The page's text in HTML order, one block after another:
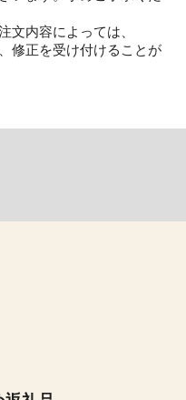
文内容によっては、
修正を受け付けることが